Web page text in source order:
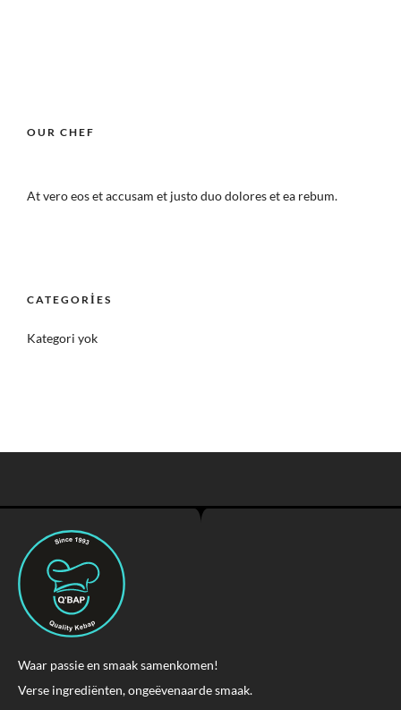
OUR CHEF
At vero eos et accusam et justo duo dolores et ea rebum.
CATEGORIES
Kategori yok
Waar passie en smaak samenkomen!
Verse ingrediënten, ongeëvenaarde smaak.